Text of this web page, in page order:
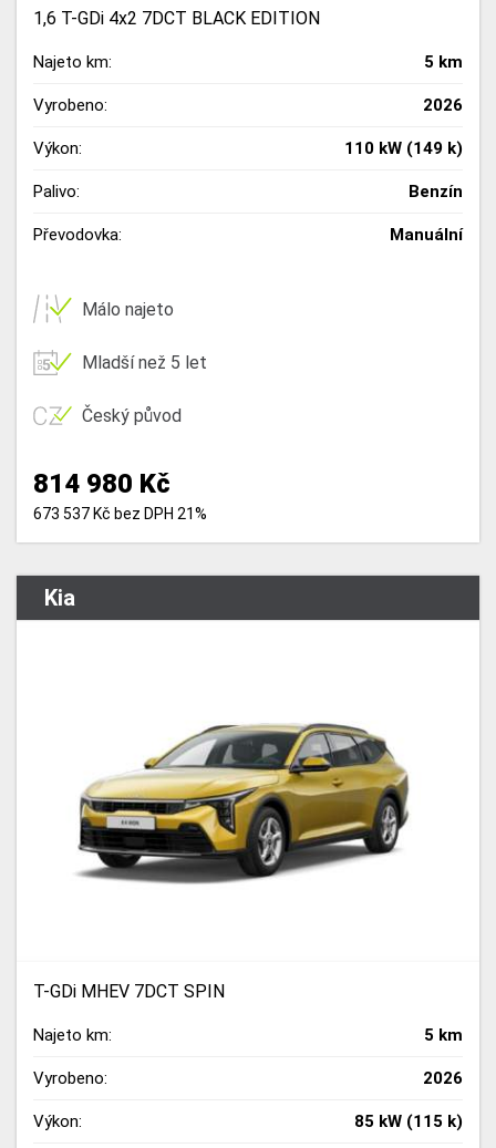
1,6 T-GDi 4x2 7DCT BLACK EDITION
Najeto km: 5 km
Vyrobeno: 2026
Výkon: 110 kW (149 k)
Palivo: Benzín
Převodovka: Manuální
Málo najeto
Mladší než 5 let
Český původ
814 980 Kč
673 537 Kč bez DPH 21%
Kia
T-GDi MHEV 7DCT SPIN
Najeto km: 5 km
Vyrobeno: 2026
Výkon: 85 kW (115 k)